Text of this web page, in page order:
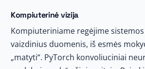
Kompiuterinė vizija
Kompiuteriniame regėjime
vaizdinius duomenis, iš esmės
„matyti“. PyTorch konvoliuciniai